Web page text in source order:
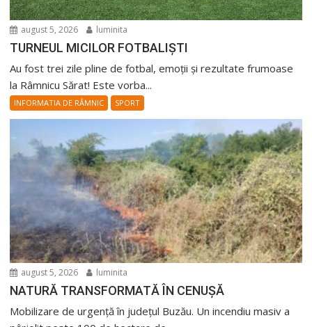
august 5, 2026 luminita
TURNEUL MICILOR FOTBALIȘTI
Au fost trei zile pline de fotbal, emoții și rezultate frumoase
la Râmnicu Sărat! Este vorba...
INFORMATIA DE RÂMNIC SPORT
august 5, 2026 luminita
NATURĂ TRANSFORMATĂ ÎN CENUȘĂ
Mobilizare de urgență în județul Buzău. Un incendiu masiv a